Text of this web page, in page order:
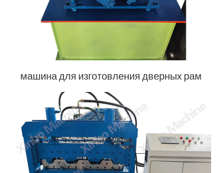
машина для изготовления дверных рам